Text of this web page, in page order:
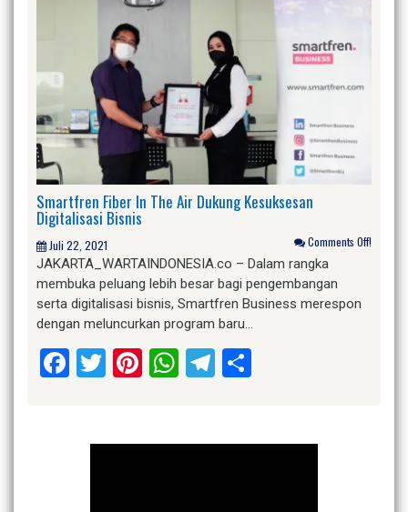
Smartfren Fiber In The Air Dukung Kesuksesan
Digitalisasi Bisnis
Juli 22, 2021 Comments Off!
JAKARTA_WARTAINDONESIA.co – Dalam rangka
membuka peluang lebih besar bagi pengembangan
serta digitalisasi bisnis, Smartfren Business merespon
dengan meluncurkan program baru…
Facebook
Twitter
Pinterest
WhatsApp
Telegram